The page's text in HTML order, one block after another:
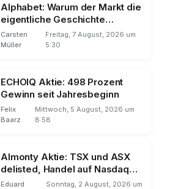
Alphabet: Warum der Markt die
eigentliche Geschichte
übersieht
Carsten
Müller
Freitag, 7 August, 2026 um
5:30
ECHOIQ Aktie: 498 Prozent
Gewinn seit Jahresbeginn
Felix
Baarz
Mittwoch, 5 August, 2026 um
8:58
Almonty Aktie: TSX und ASX
delisted, Handel auf Nasdaq
und Frankfurt
Eduard
Sonntag, 2 August, 2026 um